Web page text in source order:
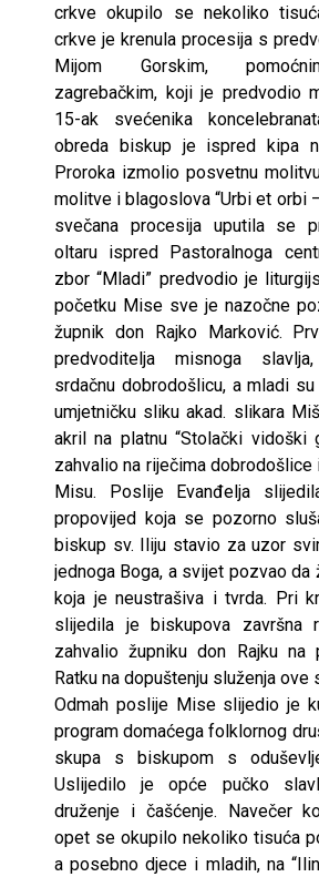
crkve okupilo se nekoliko
crkve je krenula procesija s
Mijom Gorskim,
zagrebačkim, koji je predvodio
15-ak svećenika
obreda biskup je ispred kipa
Proroka izmolio posvetnu
molitve i blagoslova “Urbi et orbi
svečana procesija uputila se
oltaru ispred Pastoralnoga
zbor “Mladi” predvodio je
početku Mise sve je nazočne
župnik don Rajko Marković.
predvoditelja misnoga
srdačnu dobrodošlicu, a mladi
umjetničku sliku akad. slikara
akril na platnu “Stolački vidoški
zahvalio na riječima
Misu. Poslije Evanđelja
propovijed koja se pozorno
biskup sv. Iliju stavio za uzor
jednoga Boga, a svijet pozvao da
koja je neustrašiva i tvrda. Pri
slijedila je biskupova završna
zahvalio župniku don Rajku na
Ratku na dopuštenju služenja ove
Odmah poslije Mise slijedio je
program domaćega folklornog
skupa s biskupom s
Uslijedilo je opće pučko
druženje i čašćenje. Navečer
opet se okupilo nekoliko tisuća
a posebno djece i mladih, na